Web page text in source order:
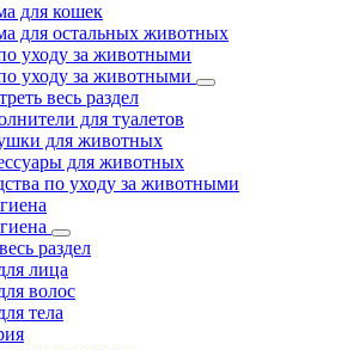
для кошек
для остальных животных
уходу за животными
уходу за животными
весь раздел
для туалетов
для животных
для животных
по уходу за животными
раздел
лица
волос
тела